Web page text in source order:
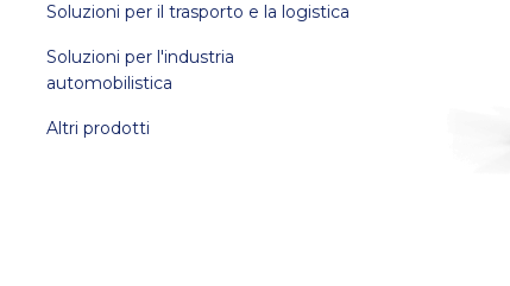
Soluzioni per il trasporto e la logistica
Soluzioni per l'industria
automobilistica
Altri prodotti